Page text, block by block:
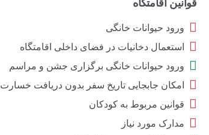
قوانین اقامتگاه
ورود حیوانات خانگی
استعمال دخانیات در فضای داخلی اقامتگاه
ورود حیوانات خانگی برگزاری جشن و مراسم
امکان جابجایی تاریخ سفر بدون دریافت خسارت
قوانین مربوط به کودکان
مدارک مورد نیاز